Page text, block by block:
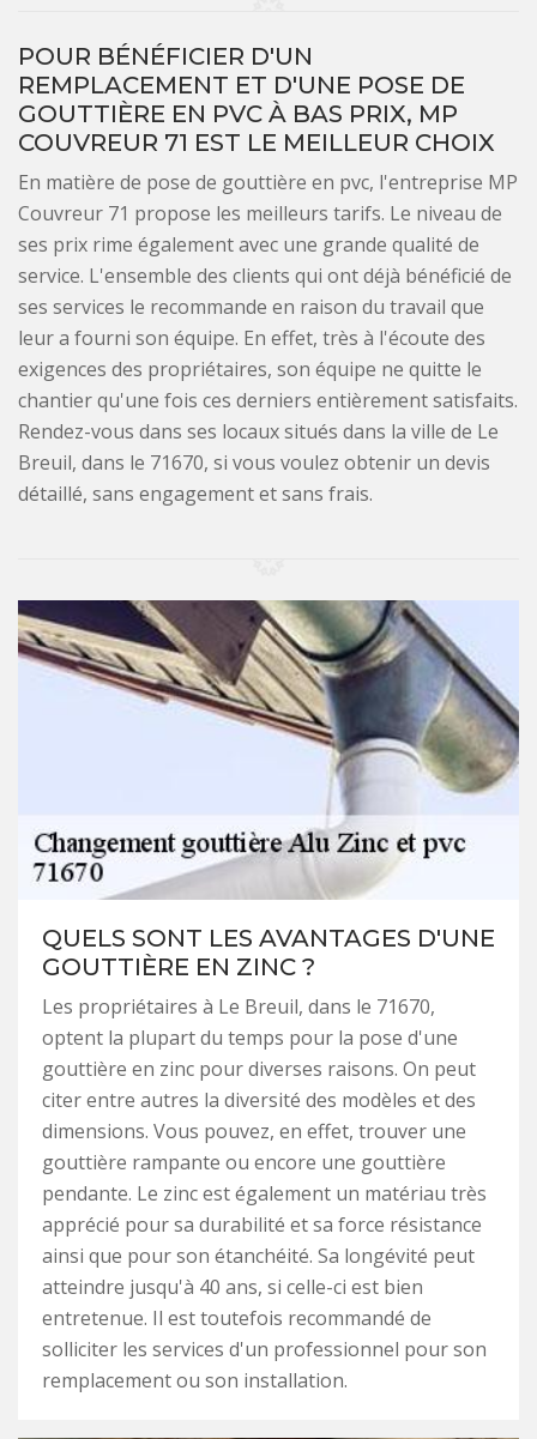
POUR BÉNÉFICIER D'UN
REMPLACEMENT ET D'UNE POSE DE
GOUTTIÈRE EN PVC À BAS PRIX, MP
COUVREUR 71 EST LE MEILLEUR CHOIX
En matière de pose de gouttière en pvc, l'entreprise MP
Couvreur 71 propose les meilleurs tarifs. Le niveau de
ses prix rime également avec une grande qualité de
service. L'ensemble des clients qui ont déjà bénéficié de
ses services le recommande en raison du travail que
leur a fourni son équipe. En effet, très à l'écoute des
exigences des propriétaires, son équipe ne quitte le
chantier qu'une fois ces derniers entièrement satisfaits.
Rendez-vous dans ses locaux situés dans la ville de Le
Breuil, dans le 71670, si vous voulez obtenir un devis
détaillé, sans engagement et sans frais.
QUELS SONT LES AVANTAGES D'UNE
GOUTTIÈRE EN ZINC ?
Les propriétaires à Le Breuil, dans le 71670,
optent la plupart du temps pour la pose d'une
gouttière en zinc pour diverses raisons. On peut
citer entre autres la diversité des modèles et des
dimensions. Vous pouvez, en effet, trouver une
gouttière rampante ou encore une gouttière
pendante. Le zinc est également un matériau très
apprécié pour sa durabilité et sa force résistance
ainsi que pour son étanchéité. Sa longévité peut
atteindre jusqu'à 40 ans, si celle-ci est bien
entretenue. Il est toutefois recommandé de
solliciter les services d'un professionnel pour son
remplacement ou son installation.